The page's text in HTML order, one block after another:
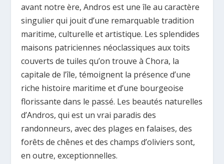
avant notre ère, Andros est une île au caractère
singulier qui jouit d’une remarquable tradition
maritime, culturelle et artistique. Les splendides
maisons patriciennes néoclassiques aux toits
couverts de tuiles qu’on trouve à Chora, la
capitale de l’île, témoignent la présence d’une
riche histoire maritime et d’une bourgeoise
florissante dans le passé. Les beautés naturelles
d’Andros, qui est un vrai paradis des
randonneurs, avec des plages en falaises, des
forêts de chênes et des champs d’oliviers sont,
en outre, exceptionnelles.